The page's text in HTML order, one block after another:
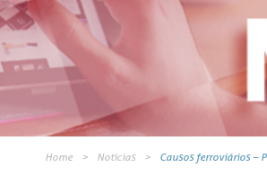
Home Notícias Causos ferroviários –